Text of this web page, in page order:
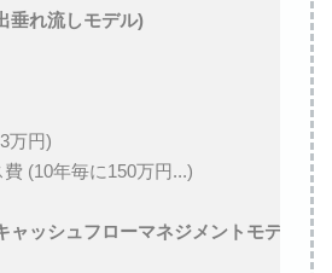
垂れ流しモデル)
万円)
費 (10年毎に150万円...)
ッシュフローマネジメントモデル)